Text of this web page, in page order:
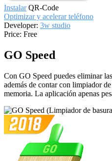
Instalar QR-Code
Optimizar y acelerar teléfono
Developer: 3w studio
Price: Free
GO Speed
Con GO Speed puedes eliminar
además de contar con limpiador
memoria. La aplicación apenas